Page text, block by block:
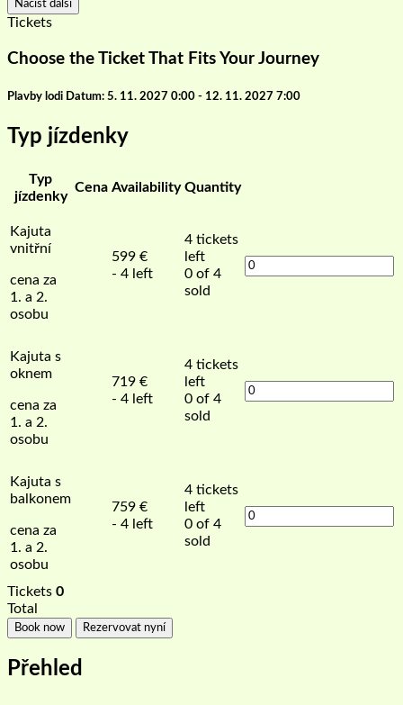
Načíst další
Tickets
Choose the Ticket That Fits Your Journey
Plavby lodi Datum: 5. 11. 2027 0:00 - 12. 11. 2027 7:00
Typ jízdenky
Typ
jízdenky
Cena Availability Quantity
Kajuta
vnitřní
cena za
1. a 2.
osobu
599 €
- 4 left
4 tickets
left
0 of 4
sold
Kajuta s
oknem
cena za
1. a 2.
osobu
719 €
- 4 left
4 tickets
left
0 of 4
sold
Kajuta s
balkonem
cena za
1. a 2.
osobu
759 €
- 4 left
4 tickets
left
0 of 4
sold
Tickets 0
Total
Book now Rezervovat nyní
Přehled